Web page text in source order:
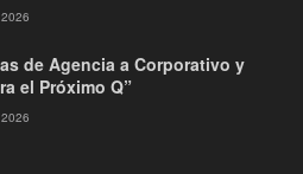
de Agencia a Corporativo y
el Próximo Q”